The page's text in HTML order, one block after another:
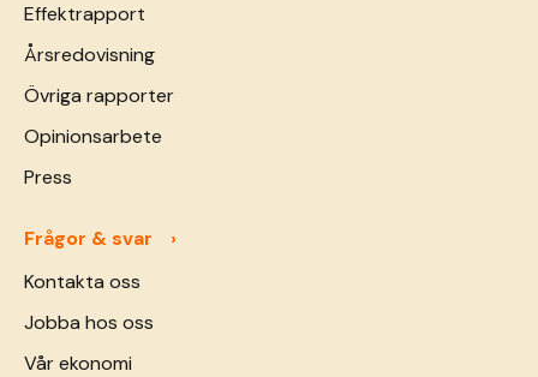
Effektrapport
Årsredovisning
Övriga rapporter
Opinionsarbete
Press
Frågor & svar
Kontakta oss
Jobba hos oss
Vår ekonomi